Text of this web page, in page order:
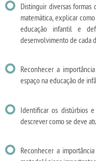
Distinguir diversas
matemática, explicar
educação infantil e
desenvolvimento de cada
Reconhecer a
espaço na educação de
Identificar os distúrbios
descrever como se deve
Reconhecer a